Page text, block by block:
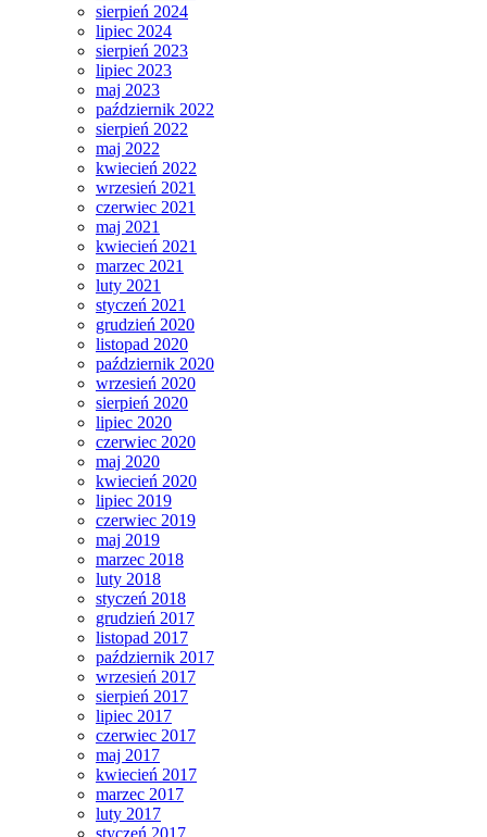
sierpień 2024
lipiec 2024
sierpień 2023
lipiec 2023
maj 2023
październik 2022
sierpień 2022
maj 2022
kwiecień 2022
wrzesień 2021
czerwiec 2021
maj 2021
kwiecień 2021
marzec 2021
luty 2021
styczeń 2021
grudzień 2020
listopad 2020
październik 2020
wrzesień 2020
sierpień 2020
lipiec 2020
czerwiec 2020
maj 2020
kwiecień 2020
lipiec 2019
czerwiec 2019
maj 2019
marzec 2018
luty 2018
styczeń 2018
grudzień 2017
listopad 2017
październik 2017
wrzesień 2017
sierpień 2017
lipiec 2017
czerwiec 2017
maj 2017
kwiecień 2017
marzec 2017
luty 2017
styczeń 2017